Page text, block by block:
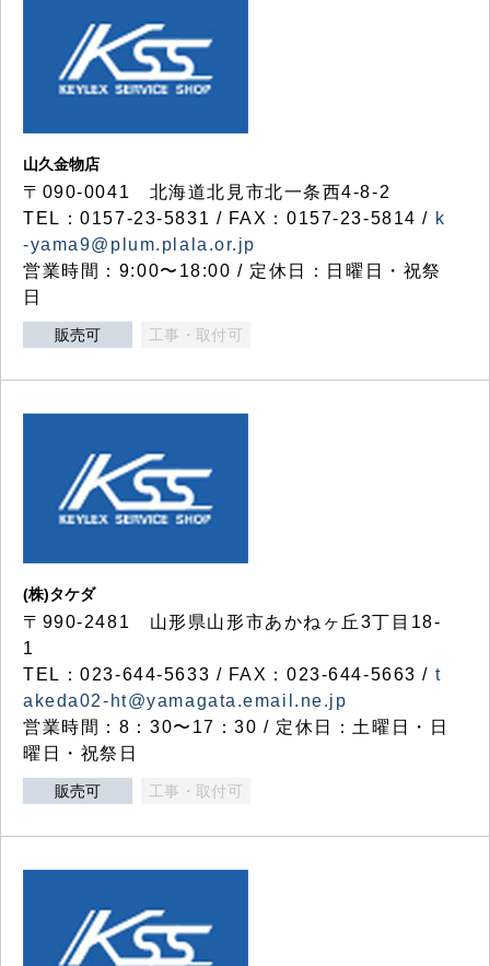
山久金物店
〒090-0041 北海道北見市北一条西4-8-2
TEL：0157-23-5831 / FAX：0157-23-5814 / k
-yama9@plum.plala.or.jp
営業時間：9:00〜18:00 / 定休日：日曜日・祝祭
日
販売可 工事・取付可
(株)タケダ
〒990-2481 山形県山形市あかねヶ丘3丁目18-
1
TEL：023-644-5633 / FAX：023-644-5663 / t
akeda02-ht@yamagata.email.ne.jp
営業時間：8：30〜17：30 / 定休日：土曜日・日
曜日・祝祭日
販売可 工事・取付可